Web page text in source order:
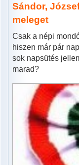
Sándor,
meleget
Csak a népi
hiszen már pár
sok napsütés
marad?